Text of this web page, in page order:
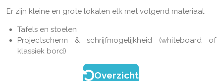
Er zijn kleine en grote lokalen elk met volgend materiaal:
Tafels en stoelen
Projectscherm & schrijfmogelijkheid (whiteboard of
klassiek bord)
Overzicht